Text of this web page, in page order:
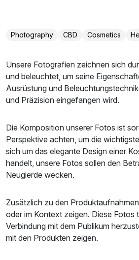
Photography CBD Cosmetics
Unsere Fotografien zeichnen sich
und beleuchtet, um seine
Ausrüstung und
und Präzision eingefangen wird.
Die Komposition unserer Fotos ist
Perspektive achten, um die
sich um das elegante Design einer
handelt, unsere Fotos sollen den
Neugierde wecken.
Zusätzlich zu den
oder im Kontext zeigen. Diese Fotos
Verbindung mit dem Publikum
mit den Produkten zeigen.